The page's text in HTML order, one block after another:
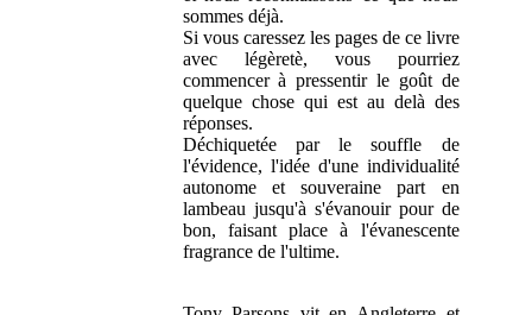
sommes déjà.
Si vous caressez les pages de ce livre
avec légèretè, vous pourriez
commencer à pressentir le goût de
quelque chose qui est au delà des
réponses.
Déchiquetée par le souffle de
l'évidence, l'idée d'une individualité
autonome et souveraine part en
lambeau jusqu'à s'évanouir pour de
bon, faisant place à l'évanescente
fragrance de l'ultime.